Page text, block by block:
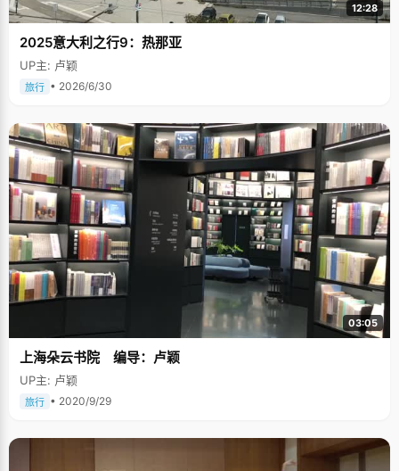
12:28
2025意大利之行9：热那亚
UP主: 卢颖
旅行 • 2026/6/30
03:05
上海朵云书院 编导：卢颖
UP主: 卢颖
旅行 • 2020/9/29